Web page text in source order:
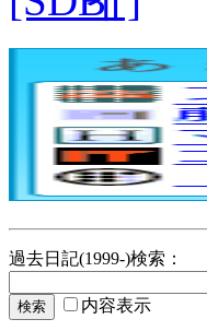
過去日記(1999-)検索 ：
内容表示